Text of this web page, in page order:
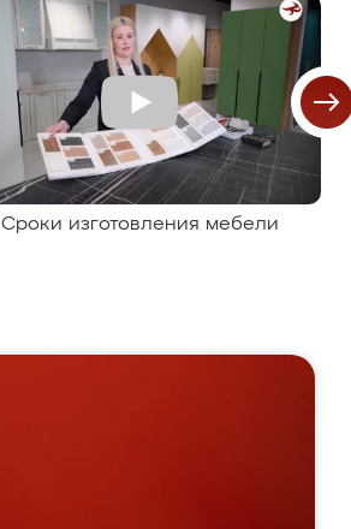
Сроки изготовления мебели